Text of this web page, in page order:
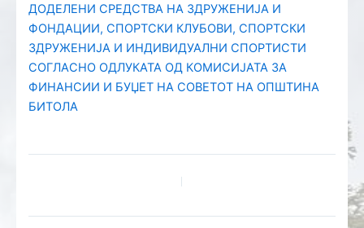
ДОДЕЛЕНИ СРЕДСТВА НА ЗДРУЖЕНИЈА И
ФОНДАЦИИ, СПОРТСКИ КЛУБОВИ, СПОРТСКИ
ЗДРУЖЕНИЈА И ИНДИВИДУАЛНИ СПОРТИСТИ
СОГЛАСНО ОДЛУКАТА ОД КОМИСИЈАТА ЗА
ФИНАНСИИ И БУЏЕТ НА СОВЕТОТ НА ОПШТИНА
БИТОЛА